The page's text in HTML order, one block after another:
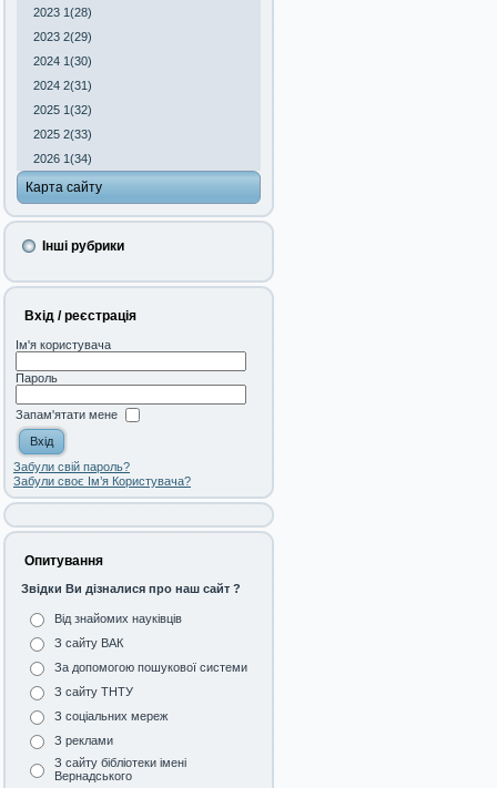
2023 1(28)
2023 2(29)
2024 1(30)
2024 2(31)
2025 1(32)
2025 2(33)
2026 1(34)
Карта сайту
Інші рубрики
Вхід / реєстрація
Ім'я користувача
Пароль
Запам'ятати мене
Забули свій пароль?
Забули своє Ім’я Користувача?
Опитування
Звідки Ви дізналися про наш сайт ?
Від знайомих науківців
З сайту ВАК
За допомогою пошукової системи
З сайту ТНТУ
З соціальних мереж
З реклами
З сайту бібліотеки імені
Вернадського